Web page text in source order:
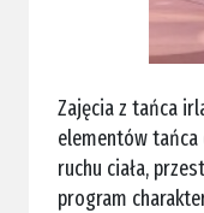
Zajęcia z tańca
elementów
ruchu ciała,
program